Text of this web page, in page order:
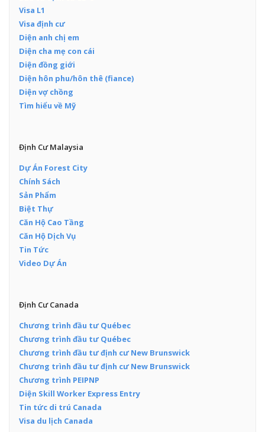
Visa L1
Visa định cư
Diện anh chị em
Diện cha mẹ con cái
Diện đồng giới
Diện hôn phu/hôn thê (fiance)
Diện vợ chồng
Tìm hiểu về Mỹ
Định Cư Malaysia
Dự Án Forest City
Chính Sách
Sản Phẩm
Biệt Thự
Căn Hộ Cao Tầng
Căn Hộ Dịch Vụ
Tin Tức
Video Dự Án
Định Cư Canada
Chương trình đầu tư Québec
Chương trình đầu tư Québec
Chương trình đầu tư định cư New Brunswick
Chương trình đầu tư định cư New Brunswick
Chương trình PEIPNP
Diện Skill Worker Express Entry
Tin tức di trú Canada
Visa du lịch Canada